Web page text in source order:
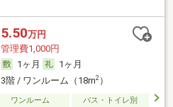
5.50万円
管理費1,000円
1ヶ月
1ヶ月
3階 / ワンルーム（18m2）
ワンルーム
バス・トイレ別